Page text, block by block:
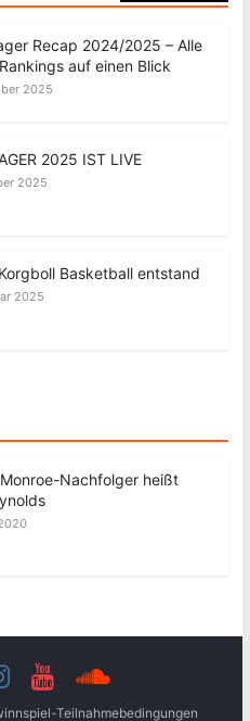
Recap 2024/2025 – Alle
auf einen Blick
2025
2025 IST LIVE
2025
Basketball entstand
2025
Nachfolger heißt
Teilnahmebedingungen